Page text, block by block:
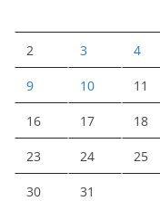
2 3 4
9 10 11
16 17 18
23 24 25
30 31